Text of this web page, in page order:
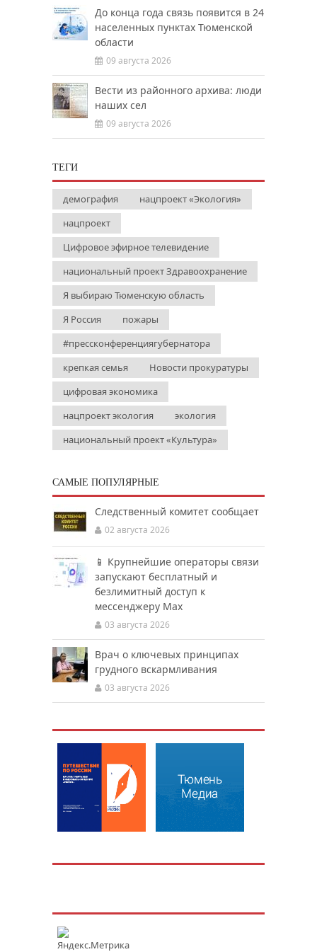
До конца года связь появится в 24
населенных пунктах Тюменской
области
09 августа 2026
Вести из районного архива: люди
наших сел
09 августа 2026
ТЕГИ
демография
нацпроект «Экология»
нацпроект
Цифровое эфирное телевидение
национальный проект Здравоохранение
Я выбираю Тюменскую область
Я Россия
пожары
#прессконференциягубернатора
крепкая семья
Новости прокуратуры
цифровая экономика
нацпроект экология
экология
национальный проект «Культура»
САМЫЕ ПОПУЛЯРНЫЕ
Следственный комитет сообщает
02 августа 2026
📱 Крупнейшие операторы связи
запускают бесплатный и
безлимитный доступ к
мессенджеру Мах
03 августа 2026
Врач о ключевых принципах
грудного вскармливания
03 августа 2026